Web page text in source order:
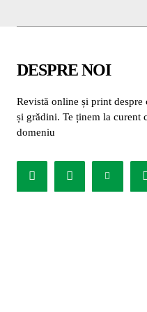
DESPRE NOI
Revistă online și print despre
și grădini. Te ținem la curent
domeniu